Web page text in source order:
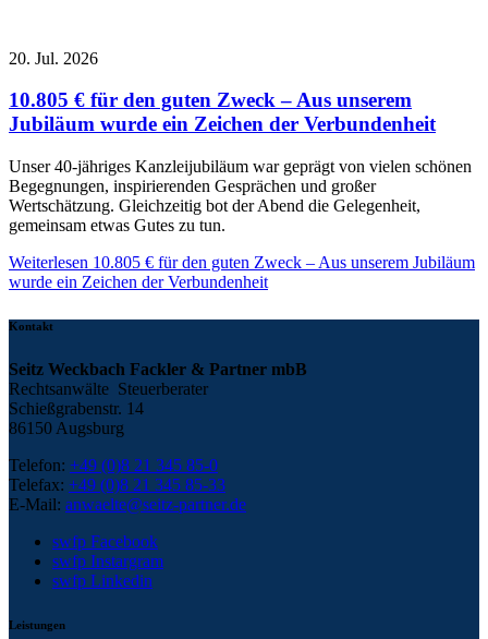
20. Jul. 2026
10.805 € für den guten Zweck – Aus unserem
Jubiläum wurde ein Zeichen der Verbundenheit
Unser 40-jähriges Kanzleijubiläum war geprägt von vielen schönen
Begegnungen, inspirierenden Gesprächen und großer
Wertschätzung. Gleichzeitig bot der Abend die Gelegenheit,
gemeinsam etwas Gutes zu tun.
Weiterlesen 10.805 € für den guten Zweck – Aus unserem Jubiläum
wurde ein Zeichen der Verbundenheit
Kontakt
Seitz Weckbach Fackler & Partner mbB
Rechtsanwälte Steuerberater
Schießgrabenstr. 14
86150 Augsburg
Telefon: +49 (0)8 21 345 85-0
Telefax: +49 (0)8 21 345 85-33
E-Mail: anwaelte@seitz-partner.de
swfp Facebook
swfp Instargram
swfp Linkedin
Leistungen